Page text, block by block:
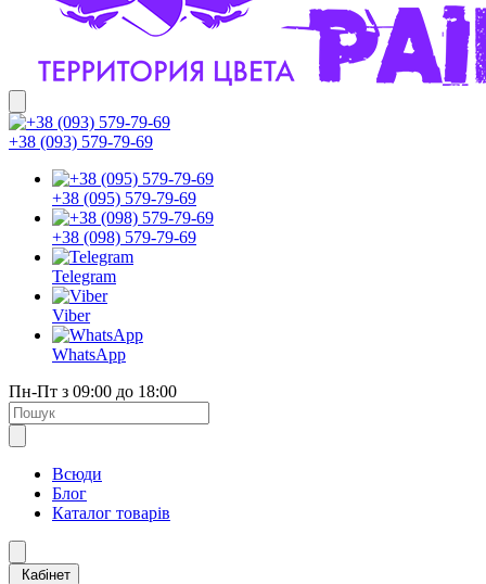
+38 (093) 579-79-69
+38 (095) 579-79-69
+38 (098) 579-79-69
Telegram
Viber
WhatsApp
Пн-Пт з 09:00 до 18:00
Всюди
Блог
Каталог товарів
Кабінет